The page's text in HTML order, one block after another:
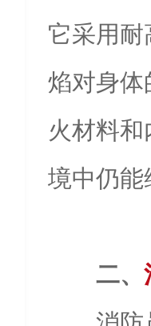
它采用
焰对身体
火材料
境中仍能
二、